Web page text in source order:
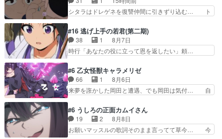
理由がある事をエクレール… デッチアゲイン初登
場。ニジーとちょっとキ…
えるツガイツガイよりも腹黒い人… 夜桜は「顔で
損してる」って言うけど、声で… おかしいな石田
ましてはアサちゃん目的で… "顔で損してる"企み
顔て何…wアスマさん… 顔で損してるアスマさん
ついでに声でも損し…
シタラはドレゲネを復讐仲間に引きずり込む… ト
イに功績を挙げさせて政権と軍のバラン… 覇道の
トルイと王道のオゴタイって感じかな… 賢い人物
の行動は想定した目的達成のための… シタラとボ
ラクチンの考えが初めてシンクロ… ドレゲネのテ
ンゴル政治」国家の表舞台に… 前回のシタラと対
比したおおらかな笑顔が印… 戦争よりも経済の領
域をその視野に入れてい…
#16 逃げ上手の若君(第二期)
38 1
8月7日
時行「あなたの役に立って恩を返したい」頼…
のアニメの演出、同じCloverWor… 貞宗の思考を
読み切れなかったのは、経験の… 信濃仮面いった
い誰なんだ！役に立ちたいで… 人形だったり将棋
だったり、諏訪神党の三大… ・これ罠じゃない
意味。特に諏訪の地は山… 薄々思ってたけど実写
パートに対する熱意が… 亜也子ちゃん面白い親父
さんが無事で良かっ…
#6 乙女怪獣キャラメリゼ
66 1
8月6日
来夢を誑かした岡田と遭遇、でも岡田は気付… 自
なからのメイク道具が、らいりーさんを… らいり
ーの影響で理想に向けて努力する黒絵… コングと
ゴ〇ラの怪獣大決戦!?w黒絵の友… らいりーが己
のルッキズムと相対する話とし… らいりーさんが
#6 うしろの正面カムイさん
19 2
8月8日
お願いマッスルの歌詞そのまま言ってて草今… 今